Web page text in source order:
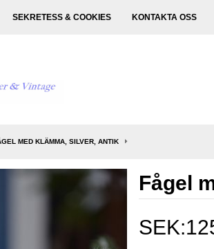
SEKRETESS & COOKIES KONTAKTA OSS
MED KLÄMMA, SILVER, ANTIK
Fågel